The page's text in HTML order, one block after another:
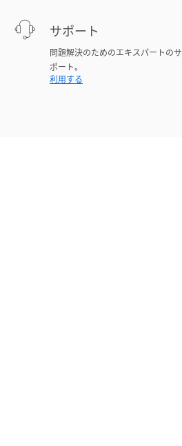
サポート
問題解決のためのエキスパートのサ
ポート。
利用する